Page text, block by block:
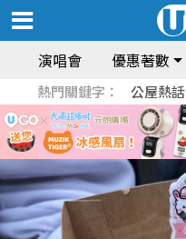
演唱會 優惠著數
熱門關鍵字： 公屋熱話